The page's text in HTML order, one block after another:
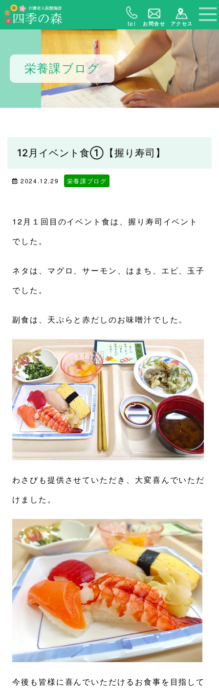
tel お問合せ アクセス
栄養課ブログ
12月イベント食➀【握り寿司】
2024.12.29 栄養課ブログ
12月１回目のイベント食は、握り寿司イベント
でした。
ネタは、マグロ、サーモン、はまち、エビ、玉子
でした。
副食は、天ぷらと赤だしのお味噌汁でした。
わさびも提供させていただき、大変喜んでいただ
けました。
今後も皆様に喜んでいただけるお食事を目指して